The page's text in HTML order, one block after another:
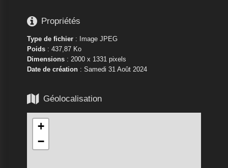
 Propriétés
Type de fichier: Image JPEG
Poids: 437,87 Ko
Dimensions: 2000 x 1331 pixels
Date de création: Samedi 31 Août 2024
 Géolocalisation
+
−